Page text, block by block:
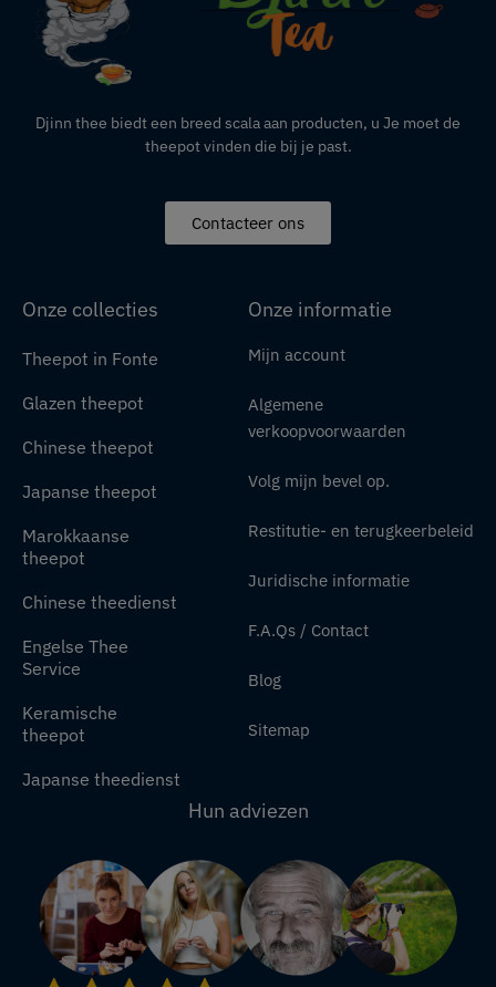
Djinn thee biedt een breed scala aan producten, u Je moet de
theepot vinden die bij je past.
Contacteer ons
Onze collecties
Theepot in Fonte
Glazen theepot
Chinese theepot
Japanse theepot
Marokkaanse
theepot
Chinese theedienst
Engelse Thee
Service
Keramische
theepot
Japanse theedienst
Onze informatie
Mijn account
Algemene
verkoopvoorwaarden
Volg mijn bevel op.
Restitutie- en terugkeerbeleid
Juridische informatie
F.A.Qs / Contact
Blog
Sitemap
Hun adviezen